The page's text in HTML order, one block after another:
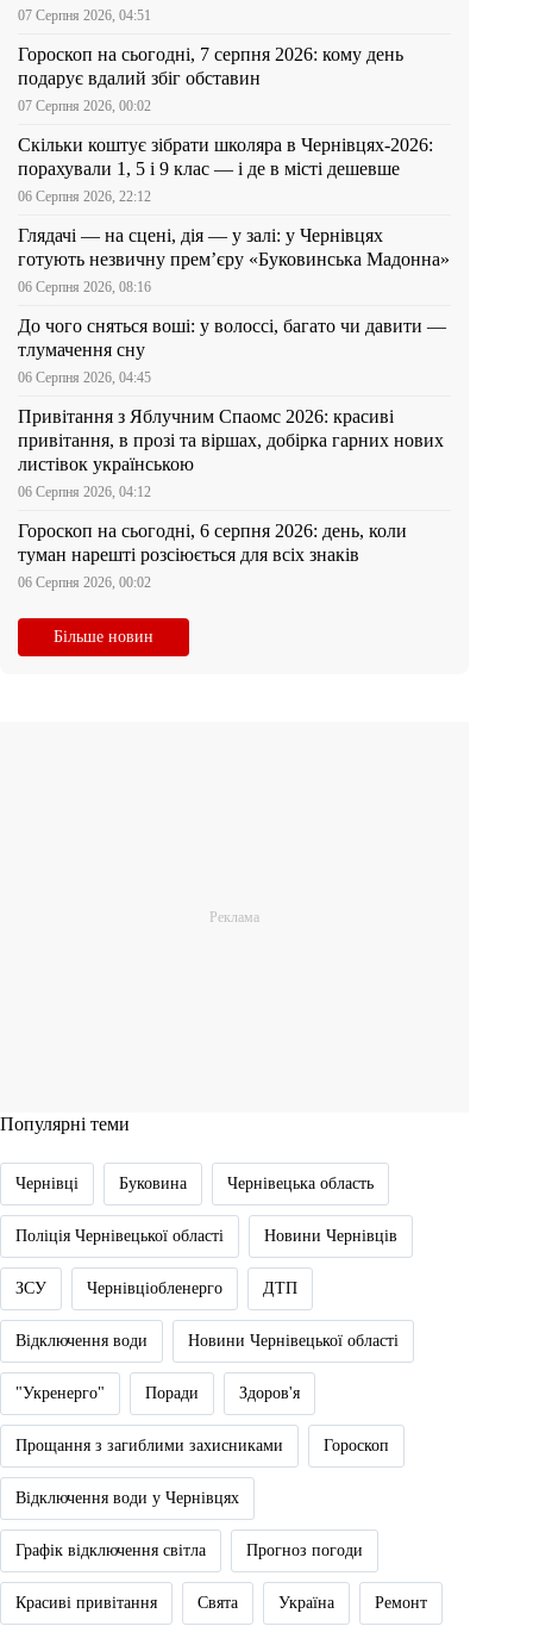
07 Серпня 2026, 04:51
Гороскоп на сьогодні, 7 серпня 2026: кому день
подарує вдалий збіг обставин
07 Серпня 2026, 00:02
Скільки коштує зібрати школяра в Чернівцях-2026:
порахували 1, 5 і 9 клас — і де в місті дешевше
06 Серпня 2026, 22:12
Глядачі — на сцені, дія — у залі: у Чернівцях
готують незвичну прем’єру «Буковинська Мадонна»
06 Серпня 2026, 08:16
До чого сняться воші: у волоссі, багато чи давити —
тлумачення сну
06 Серпня 2026, 04:45
Привітання з Яблучним Спаомс 2026: красиві
привітання, в прозі та віршах, добірка гарних нових
листівок українською
06 Серпня 2026, 04:12
Гороскоп на сьогодні, 6 серпня 2026: день, коли
туман нарешті розсіюється для всіх знаків
06 Серпня 2026, 00:02
Більше новин
Популярні теми
Чернівці Буковина Чернівецька область
Поліція Чернівецької області Новини Чернівців
ЗСУ Чернівціобленерго ДТП
Відключення води Новини Чернівецької області
"Укренерго" Поради Здоров'я
Прощання з загиблими захисниками Гороскоп
Відключення води у Чернівцях
Графік відключення світла Прогноз погоди
Красиві привітання Свята Україна Ремонт